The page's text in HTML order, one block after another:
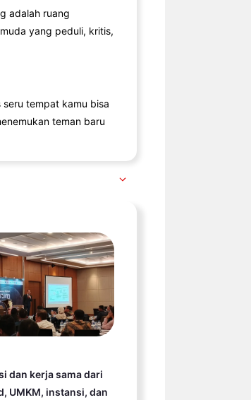
adalah ruang
yang peduli, kritis,
tempat kamu bisa
teman baru
dan kerja sama dari
UMKM, instansi, dan